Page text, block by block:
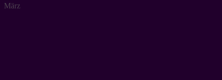
März